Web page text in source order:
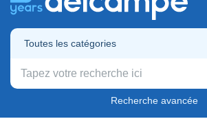
Toutes les catégories
Recherche avancée